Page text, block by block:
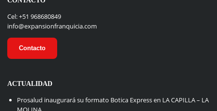
Cel: +51 968680849
info@expansionfranquicia.com
Contacto
ACTUALIDAD
Prosalud inaugurará su formato Botica Express en LA CAPILLA – LA